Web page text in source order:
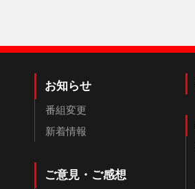
お知らせ
番組変更
新着情報
ご意見・ご感想